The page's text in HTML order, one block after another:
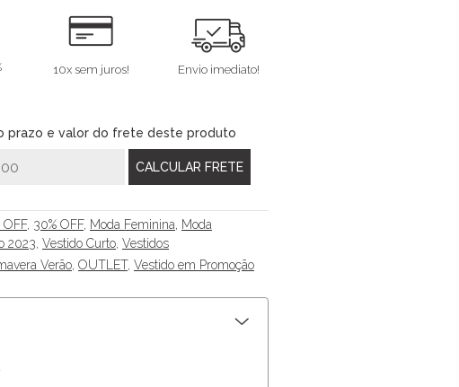
10x sem juros! Envio imediato!
prazo e valor do frete deste produto
OFF, 30% OFF, Moda Feminina, Moda
2023, Vestido Curto, Vestidos
Verão, OUTLET, Vestido em Promoção